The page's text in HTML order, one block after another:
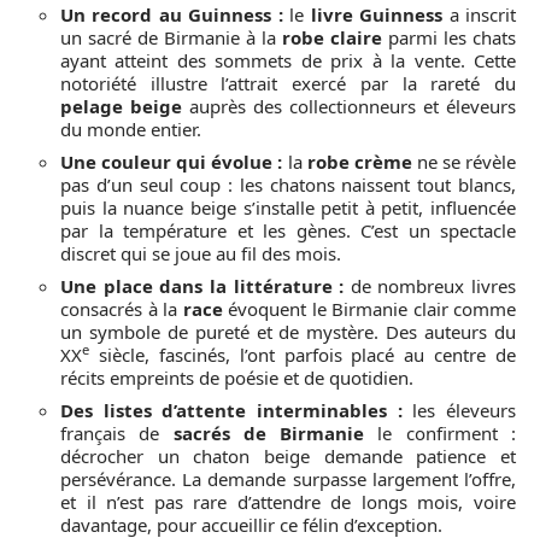
Un record au Guinness :le livre Guinness a inscrit
un sacré de Birmanie à la robe claire parmi les chats
ayant atteint des sommets de prix à la vente. Cette
notoriété illustre l’attrait exercé par la rareté du
pelage beige auprès des collectionneurs et éleveurs
du monde entier.
Une couleur qui évolue : la robe crèmene se révèle
pas d’un seul coup : les chatons naissent tout blancs,
puis la nuance beige s’installe petit à petit, influencée
par la température et les gènes. C’est un spectacle
discret qui se joue au fil des mois.
Une place dans la littérature : de nombreux livres
consacrés à la raceévoquent le Birmanie clair comme
un symbole de pureté et de mystère. Des auteurs du
XXe siècle, fascinés, l’ont parfois placé au centre de
récits empreints de poésie et de quotidien.
Des listes d’attente interminables :les éleveurs
français de sacrés de Birmanie le confirment :
décrocher un chaton beige demande patience et
persévérance. La demande surpasse largement l’offre,
et il n’est pas rare d’attendre de longs mois, voire
davantage, pour accueillir ce félin d’exception.